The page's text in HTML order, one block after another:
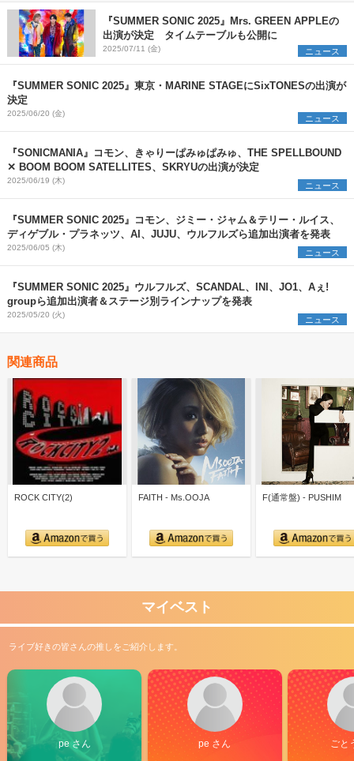
『SUMMER SONIC 2025』Mrs. GREEN APPLEの
出演が決定 タイムテーブルも公開に
2025/07/11 (金) ニュース
『SUMMER SONIC 2025』東京・MARINE STAGEにSixTONESの出演が
決定
2025/06/20 (金) ニュース
『SONICMANIA』コモン、きゃりーぱみゅぱみゅ、THE SPELLBOUND
✕ BOOM BOOM SATELLITES、SKRYUの出演が決定
2025/06/19 (木) ニュース
『SUMMER SONIC 2025』コモン、ジミー・ジャム＆テリー・ルイス、
ディゲブル・プラネッツ、AI、JUJU、ウルフルズら追加出演者を発表
2025/06/05 (木) ニュース
『SUMMER SONIC 2025』ウルフルズ、SCANDAL、INI、JO1、Aぇ!
groupら追加出演者＆ステージ別ラインナップを発表
2025/05/20 (火) ニュース
関連商品
ROCK CITY(2) FAITH - Ms.OOJA F(通常盤) - PUSHIM
マイベスト
ライブ好きの皆さんの推しをご紹介します。
pe さん pe さん ごと